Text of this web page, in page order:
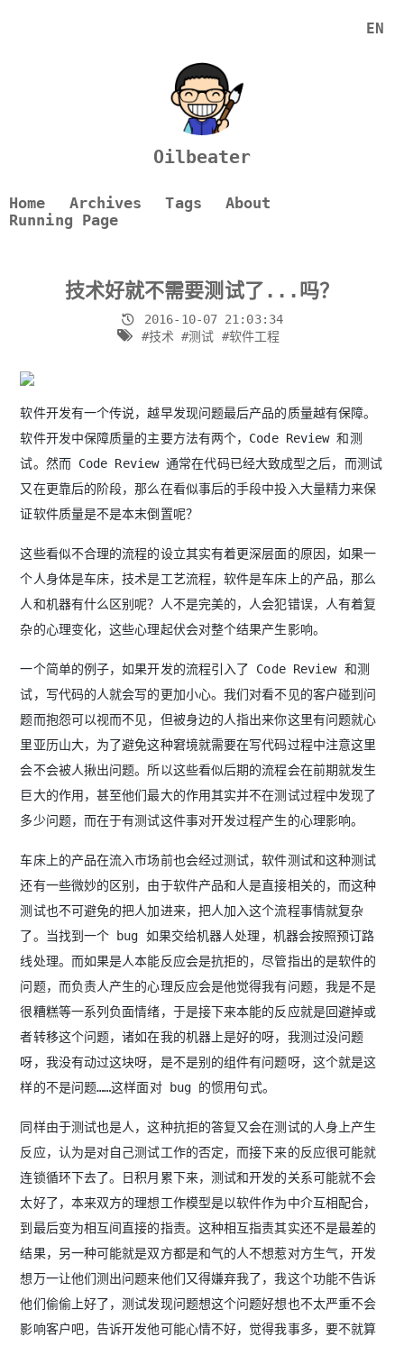
Oilbeater
Home Archives Tags
About
Running Page
技术好就不需要测试了...吗？
2016-10-07 21:03:34
#技术 #测试 #软件工程
软件开发有一个传说，越早发现问题最后产品的质量越有保障。
软件开发中保障质量的主要方法有两个，Code Review 和测
试。然而 Code Review 通常在代码已经大致成型之后，而测试
又在更靠后的阶段，那么在看似事后的手段中投入大量精力来保
证软件质量是不是本末倒置呢？
这些看似不合理的流程的设立其实有着更深层面的原因，如果一
个人身体是车床，技术是工艺流程，软件是车床上的产品，那么
人和机器有什么区别呢？人不是完美的，人会犯错误，人有着复
杂的心理变化，这些心理起伏会对整个结果产生影响。
一个简单的例子，如果开发的流程引入了 Code Review 和测
试，写代码的人就会写的更加小心。我们对看不见的客户碰到问
题而抱怨可以视而不见，但被身边的人指出来你这里有问题就心
里亚历山大，为了避免这种窘境就需要在写代码过程中注意这里
会不会被人揪出问题。所以这些看似后期的流程会在前期就发生
巨大的作用，甚至他们最大的作用其实并不在测试过程中发现了
多少问题，而在于有测试这件事对开发过程产生的心理影响。
车床上的产品在流入市场前也会经过测试，软件测试和这种测试
还有一些微妙的区别，由于软件产品和人是直接相关的，而这种
测试也不可避免的把人加进来，把人加入这个流程事情就复杂
了。当找到一个 bug 如果交给机器人处理，机器会按照预订路
线处理。而如果是人本能反应会是抗拒的，尽管指出的是软件的
问题，而负责人产生的心理反应会是他觉得我有问题，我是不是
很糟糕等一系列负面情绪，于是接下来本能的反应就是回避掉或
者转移这个问题，诸如在我的机器上是好的呀，我测过没问题
呀，我没有动过这块呀，是不是别的组件有问题呀，这个就是这
样的不是问题……这样面对 bug 的惯用句式。
同样由于测试也是人，这种抗拒的答复又会在测试的人身上产生
反应，认为是对自己测试工作的否定，而接下来的反应很可能就
连锁循环下去了。日积月累下来，测试和开发的关系可能就不会
太好了，本来双方的理想工作模型是以软件作为中介互相配合，
到最后变为相互间直接的指责。这种相互指责其实还不是最差的
结果，另一种可能就是双方都是和气的人不想惹对方生气，开发
想万一让他们测出问题来他们又得嫌弃我了，我这个功能不告诉
他们偷偷上好了，测试发现问题想这个问题好想也不太严重不会
影响客户吧，告诉开发他可能心情不好，觉得我事多，要不就算
EN